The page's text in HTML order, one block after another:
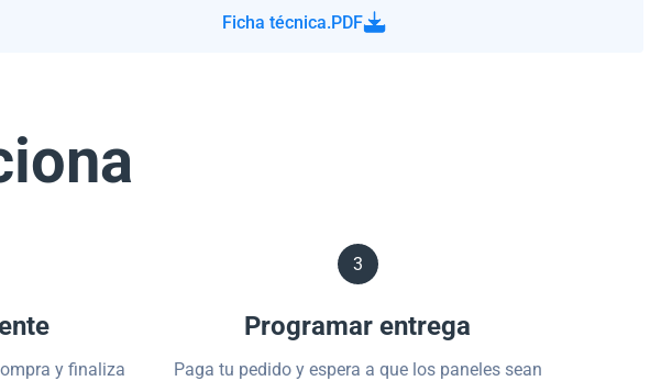
Ficha técnica.PDF
y finaliza
3
Programar entrega
Paga tu pedido y espera a que los paneles sean